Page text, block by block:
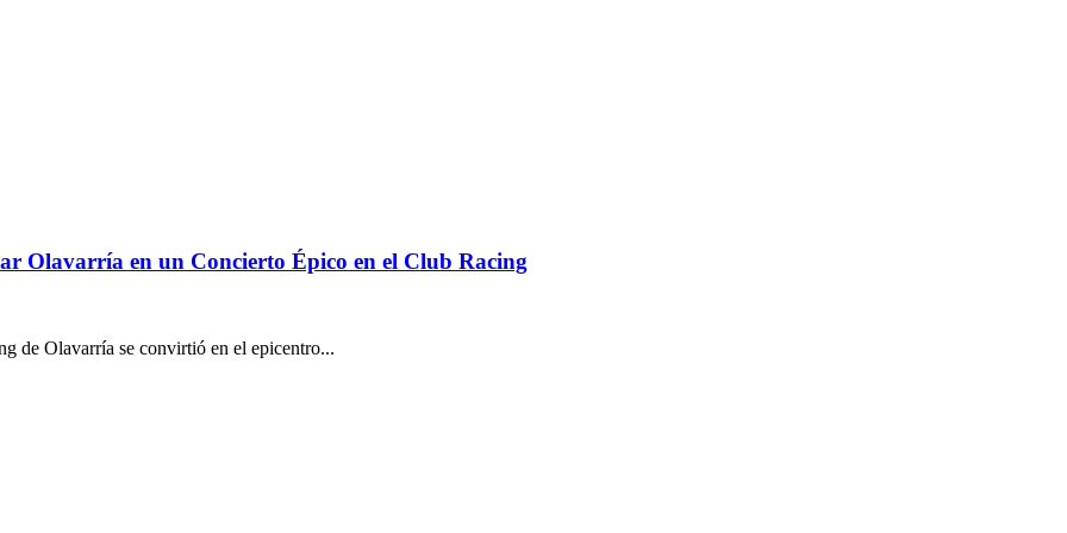
Olavarría en un Concierto Épico en el Club Racing
de Olavarría se convirtió en el epicentro...